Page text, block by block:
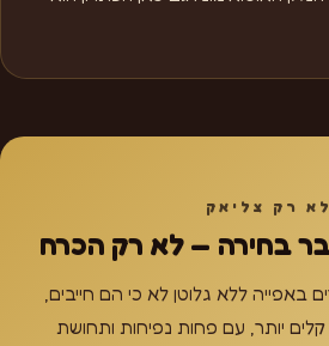
לא רק צליאק
בחירה — לא רק הכרח
באפייה ללא גלוטן לא כי הם חייבים,
יותר, עם פחות נפיחות ותחושת